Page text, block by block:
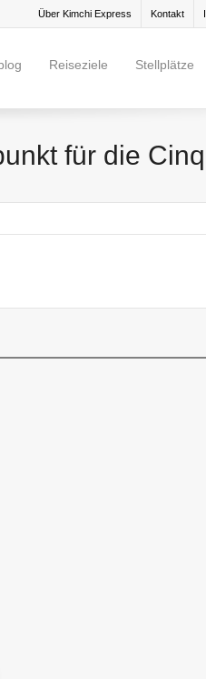
Über Kimchi Express Kontakt
Reiseziele Stellplätze
für die